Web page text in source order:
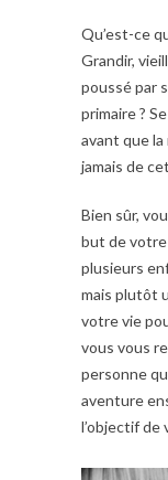
Qu’est-ce
Grandir,
poussé par
primaire ?
avant que
jamais de
Bien sûr,
but de votre
plusieurs
mais plutôt
votre vie
vous vous
personne
aventure
l’objectif de